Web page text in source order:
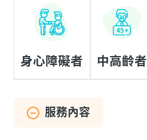
身心障礙者 中高齡者
服務內容